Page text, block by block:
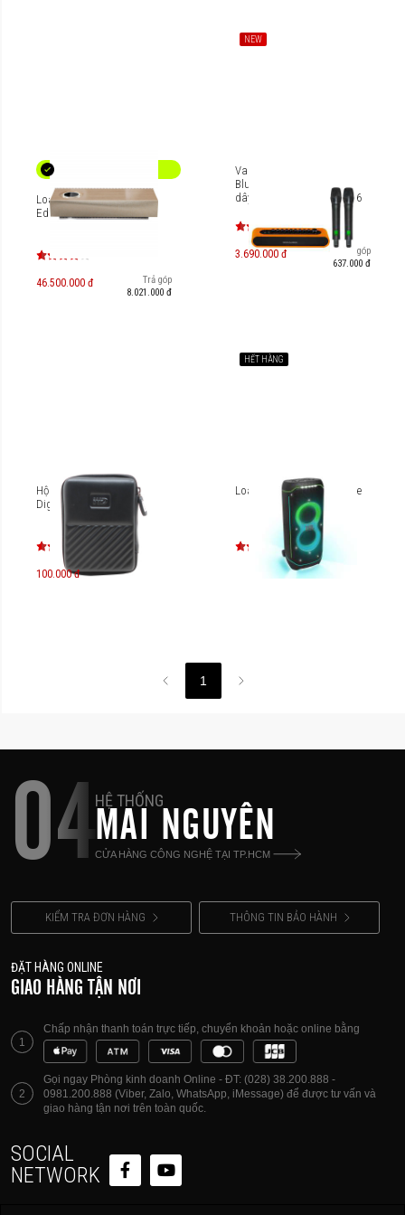
Loa Naim Muso Wood
Edition
46.500.000 đ
Trả góp
8.021.000 đ
NEW
Vang số chỉnh cơ tích hợp
Bluetooth & Micro không
dây UHF Soncamedia Mi36
3.690.000 đ
Trả góp
637.000 đ
Hộp đựng ổ cứng Western
Digital
100.000 đ
HẾT HÀNG
Loa JBL Partybox Ultimate
1
04HỆ THỐNG
MAI NGUYÊN
CỬA HÀNG CÔNG NGHỆ TẠI TP.HCM
KIỂM TRA ĐƠN HÀNG THÔNG TIN BẢO HÀNH
ĐẶT HÀNG ONLINE
GIAO HÀNG TẬN NƠI
1
Chấp nhận thanh toán trực tiếp, chuyển khoản hoặc online bằng
2
Gọi ngay Phòng kinh doanh Online - ĐT: (028) 38.200.888 -
0981.200.888 (Viber, Zalo, WhatsApp, iMessage) để được tư vấn và
giao hàng tận nơi trên toàn quốc.
SOCIAL
NETWORK